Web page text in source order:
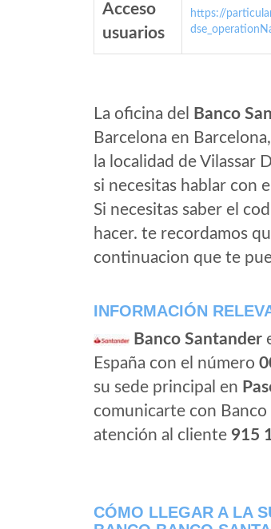
Acceso
usuarios
https://
La oficina del Banco
Barcelona en
la localidad de Vilassar
si necesitas hablar con
Si necesitas saber el
hacer. te recordamos
continuacion que te
INFORMACIÓN
Banco Santander
España con el número
su sede principal en
comunicarte con
atención al cliente 915
CÓMO LLEGAR A LA